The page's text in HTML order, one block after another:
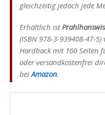
gleichzeitig jedoch jede
Erhältlich ist
(ISBN 978-3-939408-47-
Hardback mit 160 Seiten
oder versandkostenfrei
beiAmazon.